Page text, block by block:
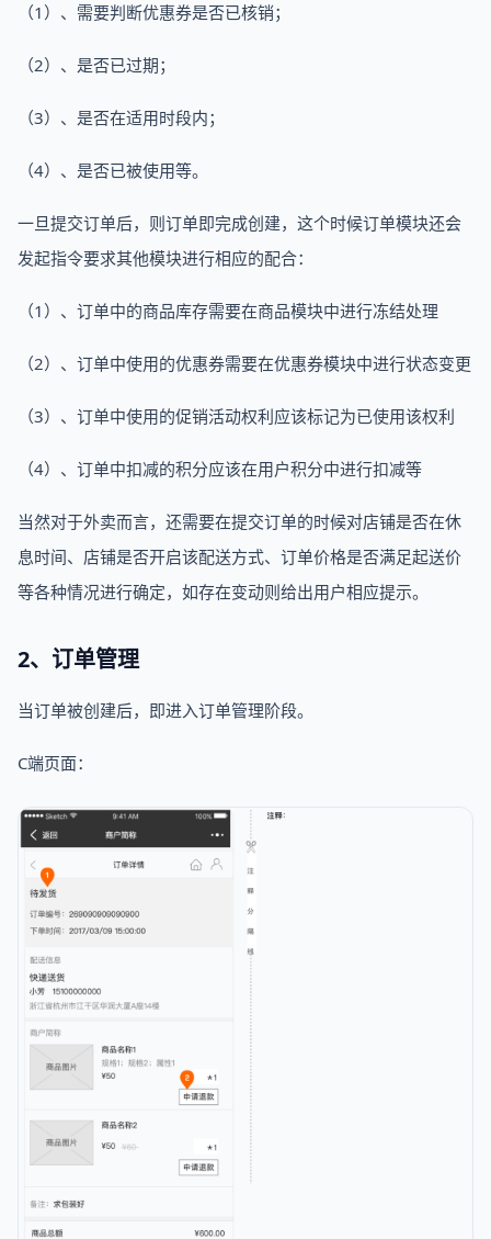
（1）、需要判断优惠券是否已核销；
（2）、是否已过期；
（3）、是否在适用时段内；
（4）、是否已被使用等。
一旦提交订单后，则订单即完成创建，这个时候订单模块还会
发起指令要求其他模块进行相应的配合：
（1）、订单中的商品库存需要在商品模块中进行冻结处理
（2）、订单中使用的优惠券需要在优惠券模块中进行状态变更
（3）、订单中使用的促销活动权利应该标记为已使用该权利
（4）、订单中扣减的积分应该在用户积分中进行扣减等
当然对于外卖而言，还需要在提交订单的时候对店铺是否在休
息时间、店铺是否开启该配送方式、订单价格是否满足起送价
等各种情况进行确定，如存在变动则给出用户相应提示。
2、订单管理
当订单被创建后，即进入订单管理阶段。
C端页面：